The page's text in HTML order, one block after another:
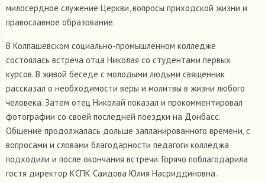
милосердное служение Церкви, вопросы приходской жизни и
православное образование.
В Колпашевском социально-промышленном колледже
состоялась встреча отца Николая со студентами первых
курсов. В живой беседе с молодыми людьми священник
рассказал о необходимости веры и молитвы в жизни любого
человека. Затем отец Николай показал и прокомментировал
фотографии со своей последней поездки на Донбасс.
Общение продолжалась дольше запланированного времени, с
вопросами и словами благодарности педагоги колледжа
подходили и после окончания встречи. Горячо поблагодарила
гостя директор КСПК Саидова Юлия Насриддиновна.